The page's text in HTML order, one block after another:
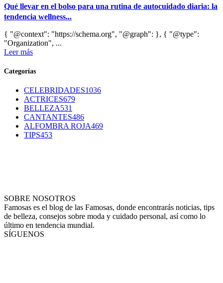
Qué llevar en el bolso para una rutina de autocuidado diaria: la
tendencia wellness...
{ "@context": "https://schema.org", "@graph": }, { "@type":
"Organization", ...
Leer más
Categorías
CELEBRIDADES1036
ACTRICES679
BELLEZA531
CANTANTES486
ALFOMBRA ROJA469
TIPS453
SOBRE NOSOTROS
Famosas es el blog de las Famosas, donde encontrarás noticias, tips
de belleza, consejos sobre moda y cuidado personal, así como lo
último en tendencia mundial.
SÍGUENOS